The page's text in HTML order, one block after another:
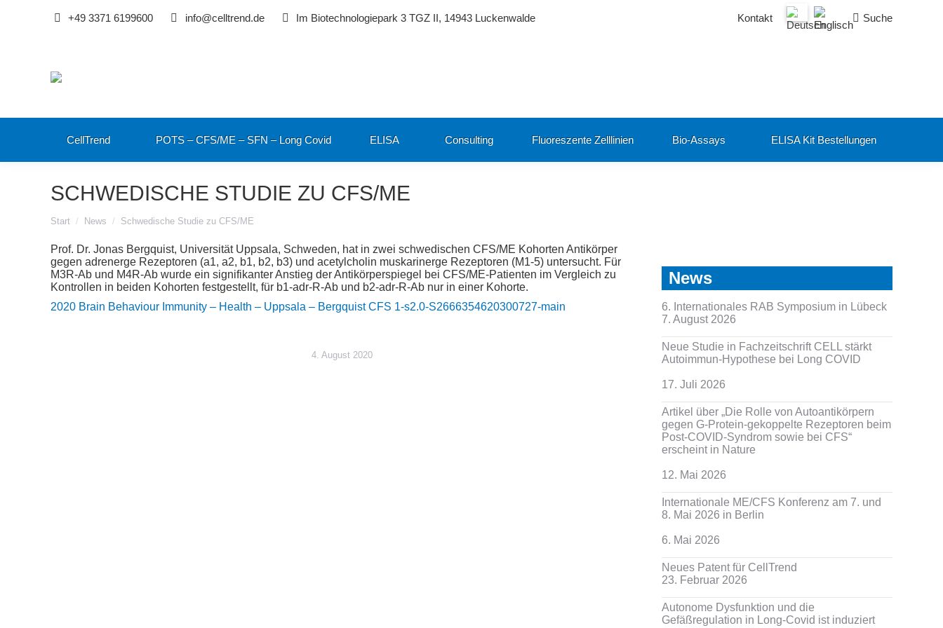
+49 3371 6199600 info@celltrend.de Im Biotechnologiepark 3 TGZ II, 14943 Luckenwalde Kontakt Search:
Suche
CellTrend POTS – CFS/ME – SFN – Long Covid ELISA Consulting Fluoreszente Zelllinien Bio-Assays ELISA Kit Bestellungen
SCHWEDISCHE STUDIE ZU CFS/ME
Start News Schwedische Studie zu CFS/ME
Prof. Dr. Jonas Bergquist, Universität Uppsala, Schweden, hat in zwei schwedischen CFS/ME Kohorten Antikörper
gegen adrenerge Rezeptoren (a1, a2, b1, b2, b3) und acetylcholin muskarinerge Rezeptoren (M1-5) untersucht. Für
M3R-Ab und M4R-Ab wurde ein signifikanter Anstieg der Antikörperspiegel bei CFS/ME-Patienten im Vergleich zu
Kontrollen in beiden Kohorten festgestellt, für b1-adr-R-Ab und b2-adr-R-Ab nur in einer Kohorte.
2020 Brain Behaviour Immunity – Health – Uppsala – Bergquist CFS 1-s2.0-S2666354620300727-main
4. August 2020
News
6. Internationales RAB Symposium in Lübeck
7. August 2026
Neue Studie in Fachzeitschrift CELL stärkt
Autoimmun-Hypothese bei Long COVID
17. Juli 2026
Artikel über „Die Rolle von Autoantikörpern
gegen G-Protein-gekoppelte Rezeptoren beim
Post-COVID-Syndrom sowie bei CFS“
erscheint in Nature
12. Mai 2026
Internationale ME/CFS Konferenz am 7. und
8. Mai 2026 in Berlin
6. Mai 2026
Neues Patent für CellTrend
23. Februar 2026
Autonome Dysfunktion und die
Gefäßregulation in Long-Covid ist induziert